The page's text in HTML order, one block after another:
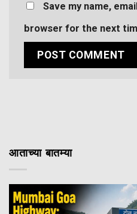
Save my name,
browser for the next
आताच्या बातम्या